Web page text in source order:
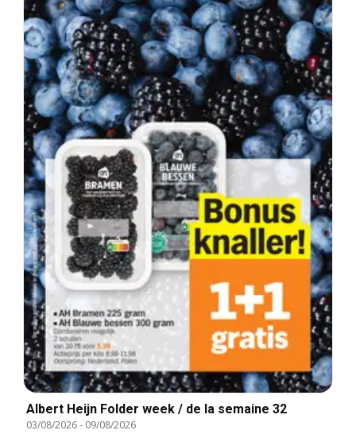
Albert Heijn Folder week / de la semaine 32
03/08/2026- 09/08/2026